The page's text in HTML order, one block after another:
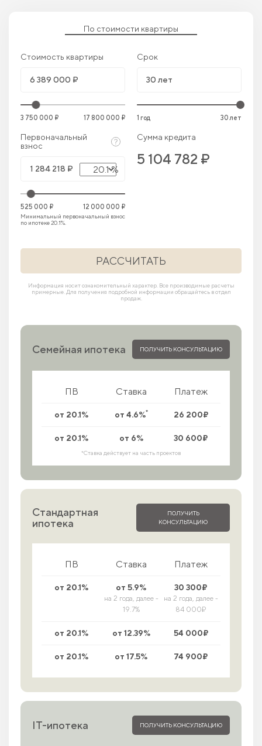
По стоимости квартиры
Стоимость квартиры
3 750 000 ₽ 17 800 000 ₽
Срок
1 год 30 лет
Первоначальный
взнос
20.1 %
525 000 ₽
12 000 000 ₽
Минимальный первоначальный взнос
по ипотеке 20.1%.
Сумма кредита
5 104 782 ₽
РАССЧИТАТЬ
Информация носит ознакомительный характер. Все производимые расчеты
примерные. Для получения подробной информации обращайтесь в отдел
продаж.
Семейная ипотека ПОЛУЧИТЬ КОНСУЛЬТАЦИЮ
ПВ Ставка Платеж
от 20.1% от 4.6%* 26 200₽
от 20.1% от 6% 30 600₽
*Ставка действует на часть проектов
Стандартная
ипотека
ПОЛУЧИТЬ
КОНСУЛЬТАЦИЮ
ПВ Ставка Платеж
от 20.1% от 5.9%
на 2 года, далее -
19.7%
30 300₽
на 2 года, далее -
84 000₽
от 20.1% от 12.39% 54 000₽
от 20.1% от 17.5% 74 900₽
IT-ипотека ПОЛУЧИТЬ КОНСУЛЬТАЦИЮ